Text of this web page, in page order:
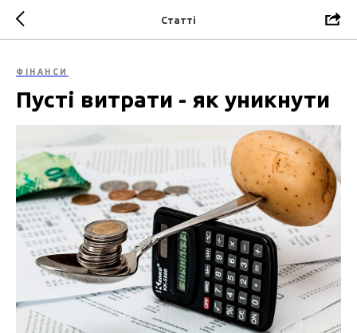
Статті
ФІНАНСИ
Пусті витрати - як уникнути